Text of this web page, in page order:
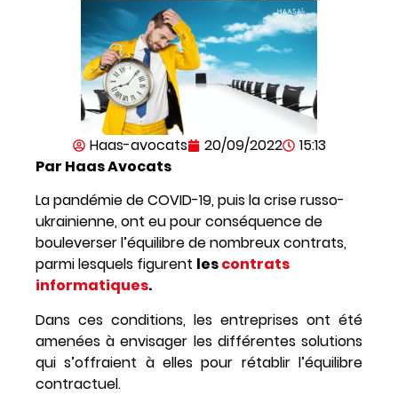
Haas-avocats 20/09/2022
15:13
Par Haas Avocats
La pandémie de COVID-19, puis la crise russo-
ukrainienne, ont eu pour conséquence de
bouleverser l’équilibre de nombreux contrats,
parmi lesquels figurent lescontrats
informatiques.
Dans ces conditions, les entreprises ont été
amenées à envisager les différentes solutions
qui s’offraient à elles pour rétablir l’équilibre
contractuel.